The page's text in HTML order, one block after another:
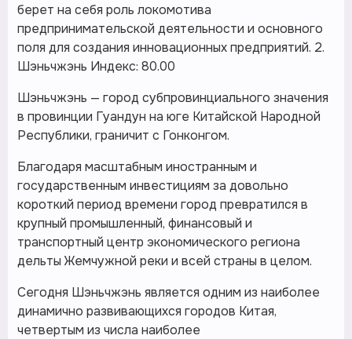
берет на себя роль локомотива
предпринимательской деятельности и основного
поля для создания инновационных предприятий. 2.
Шэньчжэнь Индекс: 80.00
Шэньчжэнь — город субпровинциального значения
в провинции Гуандун на юге Китайской Народной
Республики, граничит с Гонконгом.
Благодаря масштабным иностранным и
государственным инвестициям за довольно
короткий период времени город превратился в
крупный промышленный, финансовый и
транспортный центр экономического региона
дельты Жемчужной реки и всей страны в целом.
Сегодня Шэньчжэнь является одним из наиболее
динамично развивающихся городов Китая,
четвертым из числа наиболее